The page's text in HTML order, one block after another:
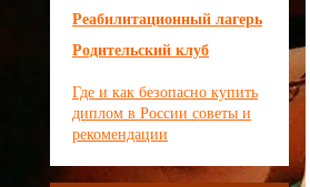
Реабилитационный лагерь
Родительский клуб
Где и как безопасно купить
диплом в России советы и
рекомендации